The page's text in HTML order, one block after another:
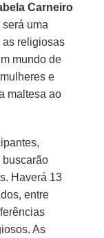
Carneiro
será uma
as religiosas
mundo de
e
maltesa ao
buscarão
Haverá 13
entre
As